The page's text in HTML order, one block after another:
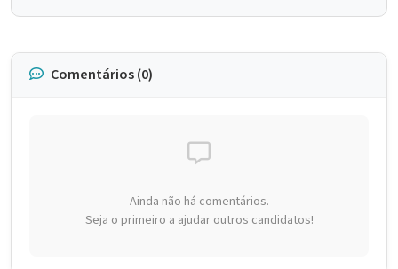
Comentários (0)
Ainda não há comentários.
Seja o primeiro a ajudar outros candidatos!